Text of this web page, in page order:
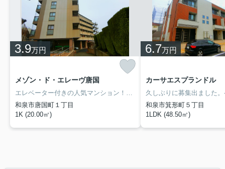
3.9万円
メゾン・ド・エレーヴ唐国
エレベーター付きの人気マンション！家具家電付き！
和泉市唐国町１丁目
1K (20.00㎡)
6.7万円
カーサエスプランドル
和泉市箕形町５丁目
1LDK (48.50㎡)